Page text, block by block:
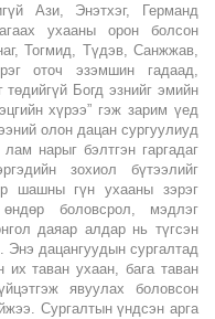
Ази, Энэтхэг, Германд
ухааны орон болсон
Тогмид, Түдэв, Санжжав,
оточ эзэмшин гадаад,
Богд эзнийг эмийн
хүрээ” гэж зарим үед
олон дацан сургуулиуд
нарыг бэлтгэн гаргадаг
зохиол бүтээлийг
шашны гүн ухааны зэрэг
боловсрол, мэдлэг
даяар алдар нь түгсэн
Энэ дацангуудын сургалтад
таван ухаан, бага таван
явуулах боловсон
Сургалтын үндсэн арга